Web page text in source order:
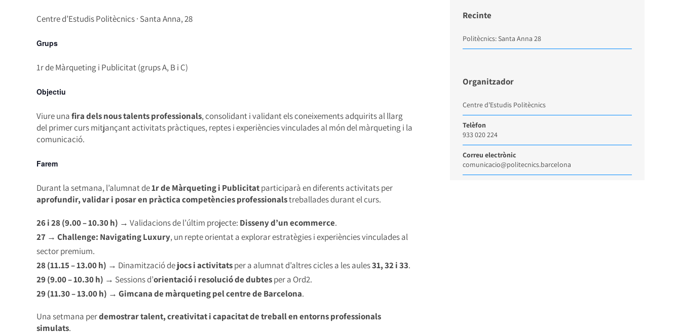
Centre d’Estudis Politècnics · Santa Anna, 28
Grups
1r de Màrqueting i Publicitat (grups A, B i C)
Objectiu
Viure unafira dels nous talents professionals, consolidant i validant els coneixements adquirits al llarg
del primer curs mitjançant activitats pràctiques, reptes i experiències vinculades al món del màrqueting i la
comunicació.
Farem
Durant la setmana, l’alumnat de1r de Màrqueting i Publicitatparticiparà en diferents activitats per
aprofundir, validar i posar en pràctica competències professionalstreballades durant el curs.
26 i 28 (9.00 – 10.30 h) → Validacions de l’últim projecte: Disseny d’un ecommerce.
27 → Challenge: Navigating Luxury, un repte orientat a explorar estratègies i experiències vinculades al
sector premium.
28 (11.15 – 13.00 h) → Dinamització dejocs i activitatsper a alumnat d’altres cicles a les aules31, 32 i 33.
29 (9.00 – 10.30 h) → Sessions d’orientació i resolució de dubtesper a Ord2.
29 (11.30 – 13.00 h) → Gimcana de màrqueting pel centre de Barcelona.
Una setmana perdemostrar talent, creativitat i capacitat de treball en entorns professionals
simulats.
Recinte
Politècnics: Santa Anna 28
Organitzador
Centre d’Estudis Politècnics
Telèfon
933 020 224
Correu electrònic
comunicacio@politecnics.barcelona